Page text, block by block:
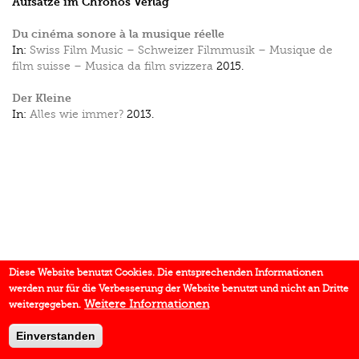
Du cinéma sonore à la musique réelle
In: Swiss Film Music – Schweizer Filmmusik – Musique de
film suisse – Musica da film svizzera 2015.
Der Kleine
In: Alles wie immer? 2013.
Diese Website benutzt Cookies. Die entsprechenden Informationen
werden nur für die Verbesserung der Website benutzt und nicht an Dritte
weitergegeben. Weitere Informationen
Einverstanden